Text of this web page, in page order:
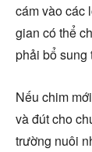
cám vào các
gian có thể
phải bổ sung
Nếu chim
và đút cho
trường nuôi